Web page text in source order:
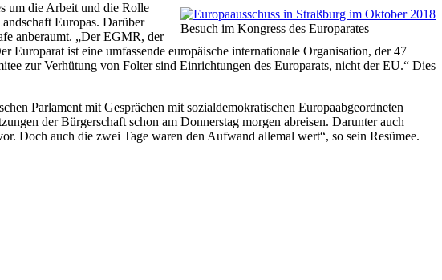
Besuch im Kongress des Europarates
um die Arbeit und die Rolle
Europas. Darüber
anberaumt. „Der EGMR, der
ist eine umfassende europäische internationale Organisation, der 47
zur Verhütung von Folter sind Einrichtungen des Europarats, nicht der EU.“ Dies
Parlament mit Gesprächen mit sozialdemokratischen Europaabgeordneten
der Bürgerschaft schon am Donnerstag morgen abreisen. Darunter auch
Doch auch die zwei Tage waren den Aufwand allemal wert“, so sein Resümee.